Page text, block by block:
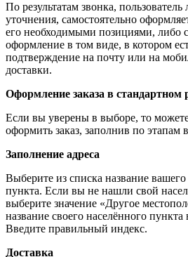
По результатам звонка,
уточнения, самостоятельно
его необходимыми позициями, либо
оформление в том виде, в котором
подтверждение на почту или на
доставки.
Оформление заказа в стандартном
Если вы уверены в выборе, то
оформить заказ, заполнив по этапам
Заполнение адреса
Выберите из списка название
пункта. Если вы не нашли свой
выберите значение «Другое
название своего населённого пункта
Введите правильный индекс.
Доставка